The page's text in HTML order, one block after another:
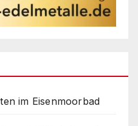
im Eisenmoorbad